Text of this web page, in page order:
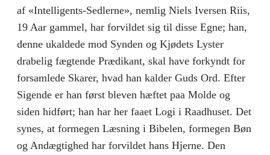
af «Intelligents-Sedlerne», nemlig Niels Iversen Riis,
19 Aar gammel, har forvildet sig til disse Egne; han,
denne ukaldede mod Synden og Kjødets Lyster
drabelig fægtende Prædikant, skal have forkyndt for
forsamlede Skarer, hvad han kalder Guds Ord. Efter
Sigende er han først bleven hæftet paa Molde og
siden hidført; han har her faaet Logi i Raadhuset. Det
synes, at formegen Læsning i Bibelen, formegen Bøn
og Andægtighed har forvildet hans Hjerne. Den